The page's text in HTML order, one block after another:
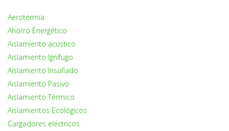
Aerotermia
Ahorro Energético
Aislamiento acústico
Aislamiento Ignífugo
Aislamiento Insuflado
Aislamiento Pasivo
Aislamiento Térmico
Aislamientos Ecológicos
Cargadores eléctricos